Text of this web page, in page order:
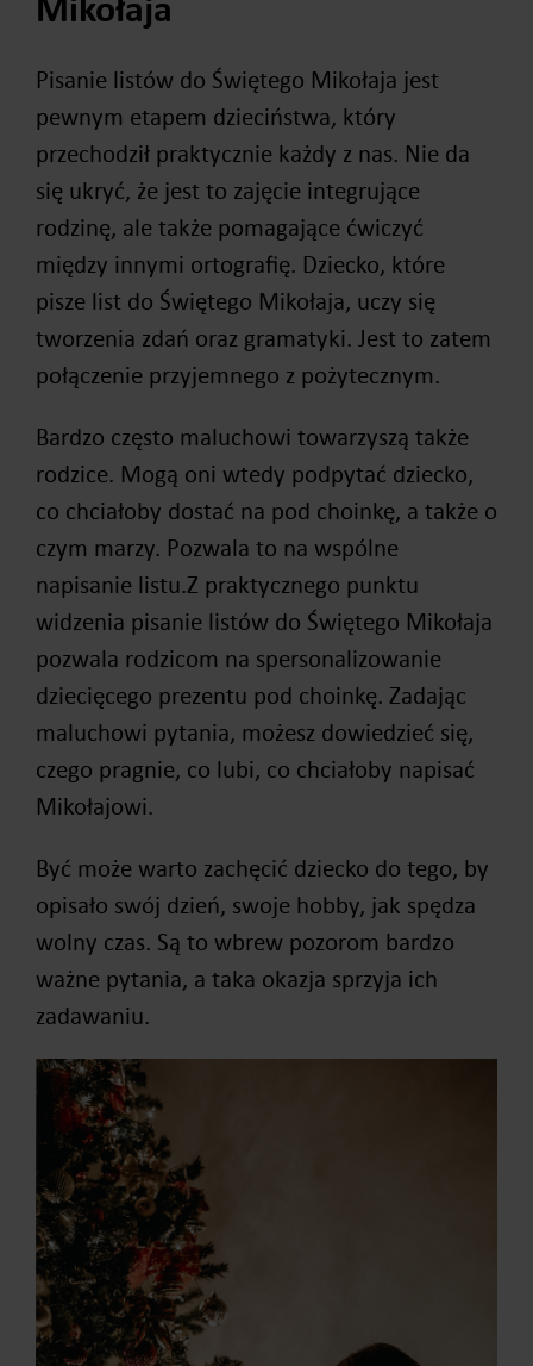
Pisanie listów do Świętego Mikołaja jest
pewnym etapem dzieciństwa, który
przechodził praktycznie każdy z nas. Nie da
się ukryć, że jest to zajęcie integrujące
rodzinę, ale także pomagające ćwiczyć
między innymi ortografię. Dziecko, które
pisze list do Świętego Mikołaja, uczy się
tworzenia zdań oraz gramatyki. Jest to zatem
połączenie przyjemnego z pożytecznym.
Bardzo często maluchowi towarzyszą także
rodzice. Mogą oni wtedy podpytać dziecko,
co chciałoby dostać na pod choinkę, a także o
czym marzy. Pozwala to na wspólne
napisanie listu.Z praktycznego punktu
widzenia pisanie listów do Świętego Mikołaja
pozwala rodzicom na spersonalizowanie
dziecięcego prezentu pod choinkę. Zadając
maluchowi pytania, możesz dowiedzieć się,
czego pragnie, co lubi, co chciałoby napisać
Mikołajowi.
Być może warto zachęcić dziecko do tego, by
opisało swój dzień, swoje hobby, jak spędza
wolny czas. Są to wbrew pozorom bardzo
ważne pytania, a taka okazja sprzyja ich
zadawaniu.